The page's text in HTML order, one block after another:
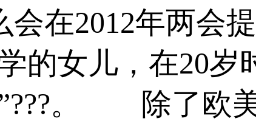
在2012年两会
的女儿，在20岁
”???。 除了欧